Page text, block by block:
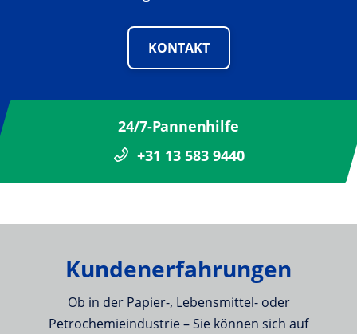
KONTAKT
24/7-Pannenhilfe
+31 13 583 9440
Kundenerfahrungen
Ob in der Papier-, Lebensmittel- oder
Petrochemieindustrie – Sie können sich auf